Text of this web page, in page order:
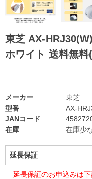
東芝 AX-
ホワイト 送料無
型番
AX-
JANコード
在庫
在庫少
メーカー 東芝
延長保証
延長保証のお申込みは